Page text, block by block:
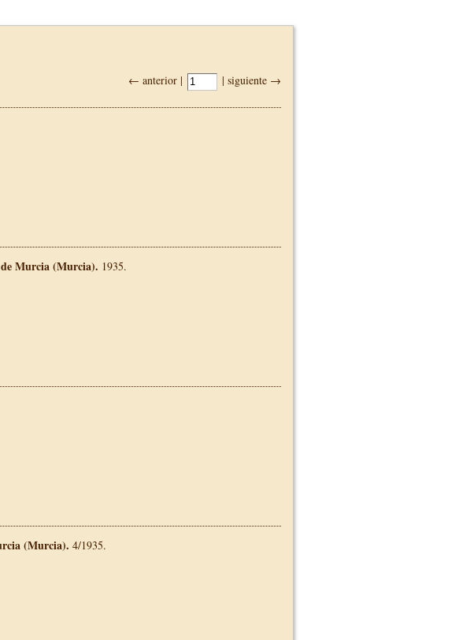
← anterior | | siguiente →
Murcia (Murcia). 1935.
(Murcia). 4/1935.